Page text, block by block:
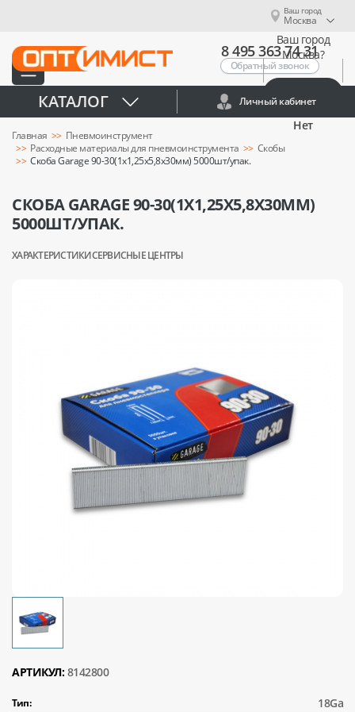
Ваш город
Москва
Ваш город
Москва?
Нет
8 495 363 74 31
Обратный звонок
КАТАЛОГ Личный кабинет
Главная
Пневмоинструмент
Расходные материалы для пневмоинструмента
Скобы
Скоба Garage 90-30(1х1,25х5,8х30мм) 5000шт/упак.
СКОБА GARAGE 90-30(1Х1,25Х5,8Х30ММ)
5000ШТ/УПАК.
ХАРАКТЕРИСТИКИСЕРВИСНЫЕ ЦЕНТРЫ
АРТИКУЛ: 8142800
Тип: 18Ga